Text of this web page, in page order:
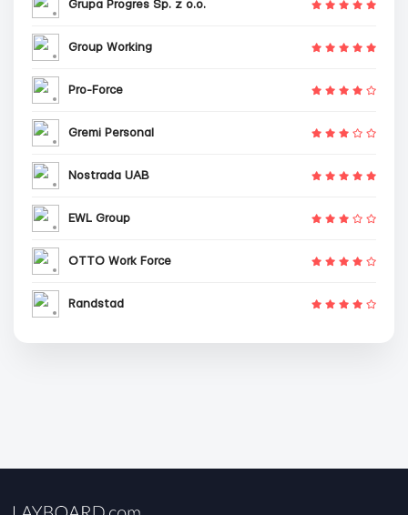
Grupa Progres Sp. z o.o.
Group Working
Pro-Force
Gremi Personal
Nostrada UAB
EWL Group
OTTO Work Force
Randstad